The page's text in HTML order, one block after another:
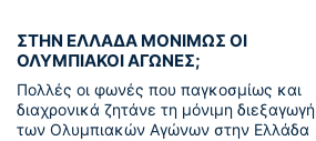
ΣΤΗΝ ΕΛΛΑΔΑ ΜΟΝΙΜΩΣ ΟΙ
ΟΛΥΜΠΙΑΚΟΙ ΑΓΩΝΕΣ;
Πολλές οι φωνές που παγκοσμίως και
διαχρονικά ζητάνε τη μόνιμη διεξαγωγή
των Ολυμπιακών Αγώνων στην Ελλάδα